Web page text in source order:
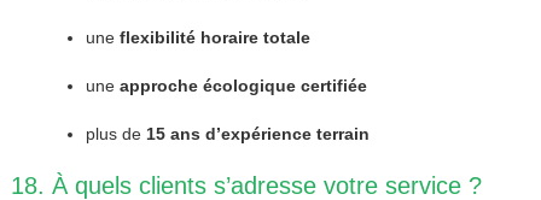
uneflexibilité horaire totale
uneapproche écologique certifiée
plus de 15 ans d’expérience terrain
18. À quels clients s’adresse votre service ?